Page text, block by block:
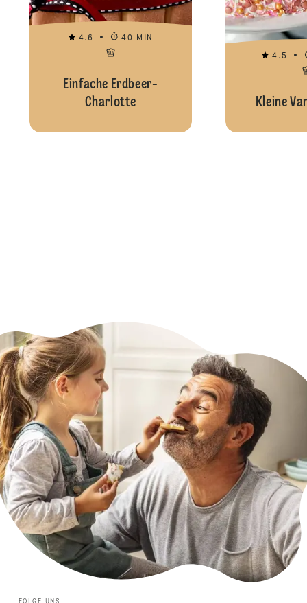
4.6 40 MIN
Einfache Erdbeer-
Charlotte
4.5
Kleine